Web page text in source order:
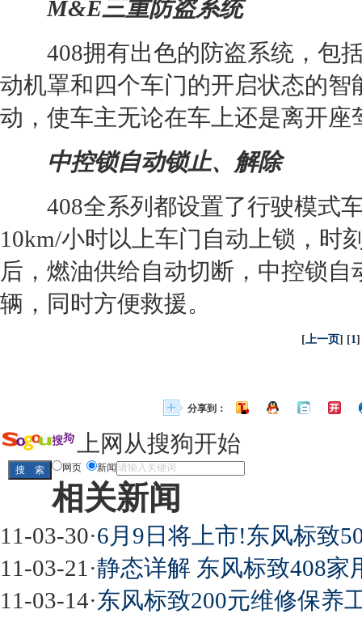
M&E三重防盗系统
408拥有出色的防盗系统，包括
动机罩和四个车门的开启状态的
动，使车主无论在车上还是离开座
中控锁自动锁止、解除
408全系列都设置了行驶模式车
10km/小时以上车门自动上锁，时
后，燃油供给自动切断，中控锁
辆，同时方便救援。
[上一页] [1]
分享到：
上网从搜狗开始
网页 新闻
相关新闻
11-03-30·6月9日将上市!东风标致
11-03-21 ·静态详解 东风标致408
11-03-14·东风标致200元维修保养